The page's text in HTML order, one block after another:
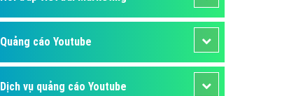
Quảng cáo Youtube
Dịch vụ quảng cáo Youtube